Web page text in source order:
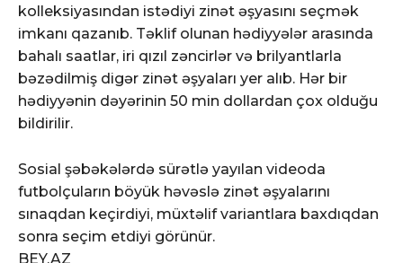
kolleksiyasından istədiyi zinət əşyasını seçmək
imkanı qazanıb. Təklif olunan hədiyyələr arasında
bahalı saatlar, iri qızıl zəncirlər və brilyantlarla
bəzədilmiş digər zinət əşyaları yer alıb. Hər bir
hədiyyənin dəyərinin 50 min dollardan çox olduğu
bildirilir.
Sosial şəbəkələrdə sürətlə yayılan videoda
futbolçuların böyük həvəslə zinət əşyalarını
sınaqdan keçirdiyi, müxtəlif variantlara baxdıqdan
sonra seçim etdiyi görünür.
BEY.AZ